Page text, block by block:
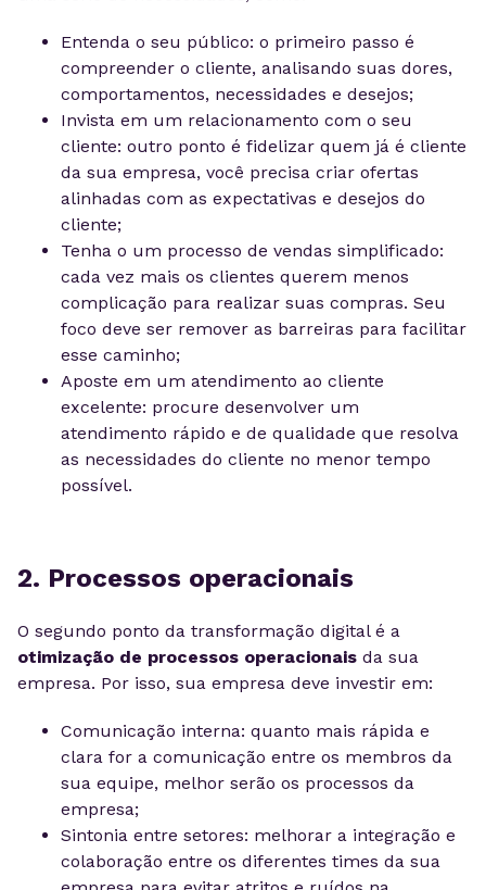
Entenda o seu público: o primeiro passo é
compreender o cliente, analisando suas dores,
comportamentos, necessidades e desejos;
Invista em um relacionamento com o seu
cliente: outro ponto é fidelizar quem já é cliente
da sua empresa, você precisa criar ofertas
alinhadas com as expectativas e desejos do
cliente;
Tenha o um processo de vendas simplificado:
cada vez mais os clientes querem menos
complicação para realizar suas compras. Seu
foco deve ser remover as barreiras para facilitar
esse caminho;
Aposte em um atendimento ao cliente
excelente: procure desenvolver um
atendimento rápido e de qualidade que resolva
as necessidades do cliente no menor tempo
possível.
2. Processos operacionais
O segundo ponto da transformação digital é a
otimização de processos operacionais da sua
empresa. Por isso, sua empresa deve investir em:
Comunicação interna: quanto mais rápida e
clara for a comunicação entre os membros da
sua equipe, melhor serão os processos da
empresa;
Sintonia entre setores: melhorar a integração e
colaboração entre os diferentes times da sua